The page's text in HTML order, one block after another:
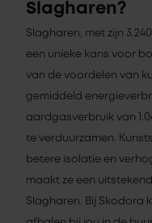
Slagharen?
Slagharen, met zijn
een unieke kans voor
van de voordelen van
gemiddeld
aardgasverbruik van
te verduurzamen.
betere isolatie en
maakt ze een
Slagharen. Bij Skodora